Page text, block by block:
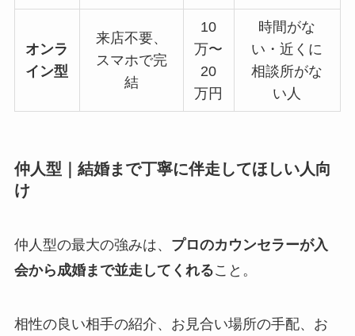
オンラ
イン型
来店不要、
スマホで完
結
10
万〜
20
万円
時間がな
い・近くに
相談所がな
い人
仲人型｜結婚まで丁寧に伴走してほしい人向
け
仲人型の最大の強みは、 プロのカウンセラーが入
会から成婚まで並走してくれること。
相性の良い相手の紹介、お見合い場所の手配、お